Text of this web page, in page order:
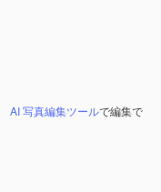
AI 写真編集ツールで編集で